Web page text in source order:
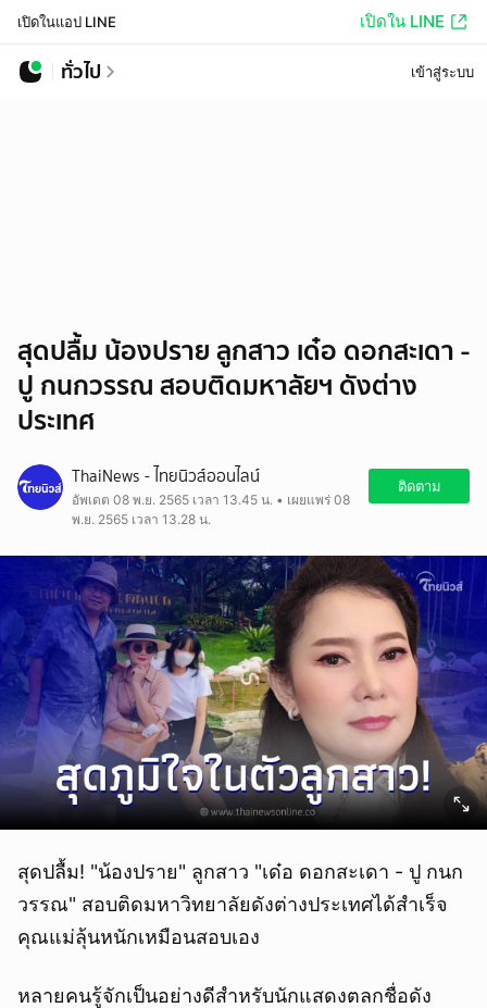
เปิดในแอป LINE เปิดใน LINE
ทั่วไป เข้าสู่ระบบ
สุดปลื้ม น้องปราย ลูกสาว เด๋อ ดอกสะเดา -
ปู กนกวรรณ สอบติดมหาลัยฯ ดังต่าง
ประเทศ
ThaiNews - ไทยนิวส์ออนไลน์
อัพเดต 08 พ.ย. 2565 เวลา 13.45 น. • เผยแพร่ 08
พ.ย. 2565 เวลา 13.28 น.
ติดตาม
สุดปลื้ม! "น้องปราย" ลูกสาว "เด๋อ ดอกสะเดา - ปู กนก
วรรณ" สอบติดมหาวิทยาลัยดังต่างประเทศได้สำเร็จ
คุณแม่ลุ้นหนักเหมือนสอบเอง
หลายคนรู้จักเป็นอย่างดีสำหรับนักแสดงตลกชื่อดัง